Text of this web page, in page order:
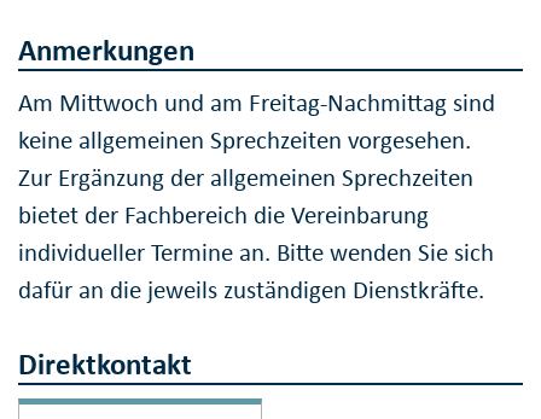
Anmerkungen
Am Mittwoch und am Freitag-Nachmittag sind
keine allgemeinen Sprechzeiten vorgesehen.
Zur Ergänzung der allgemeinen Sprechzeiten
bietet der Fachbereich die Vereinbarung
individueller Termine an. Bitte wenden Sie sich
dafür an die jeweils zuständigen Dienstkräfte.
Direktkontakt